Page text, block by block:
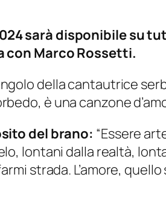
sarà disponibile su
con Marco Rossetti.
della cantautrice
è una canzone
del brano: “Essere
lontani dalla realtà,
strada. L’amore,